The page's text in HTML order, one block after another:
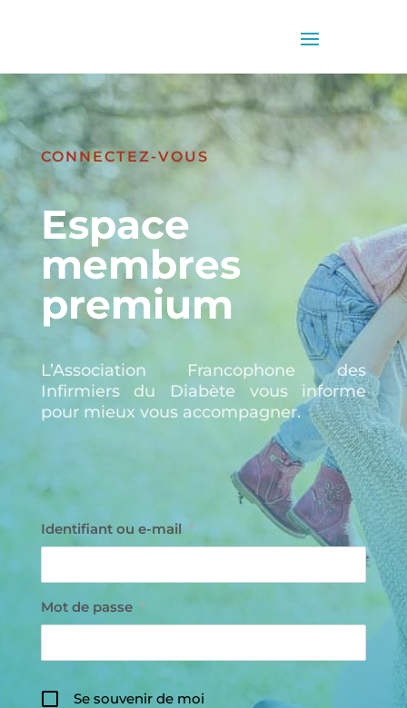
CONNECTEZ-VOUS
Espace
membres
premium
L’Association Francophone des
Infirmiers du Diabète vous informe
pour mieux vous accompagner.
Identifiant ou e-mail *
Mot de passe *
Se souvenir de moi